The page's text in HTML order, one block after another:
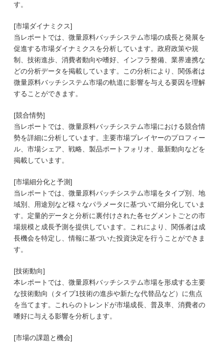
す。
[市場ダイナミクス]
当レポートでは、微量原料バッチシステム市場の成長と発展を
促進する市場ダイナミクスを分析しています。政府政策や規
制、技術進歩、消費者動向や嗜好、インフラ整備、業界連携な
どの分析データを掲載しています。この分析により、関係者は
微量原料バッチシステム市場の軌道に影響を与える要因を理解
することができます。
[競合情勢]
当レポートでは、微量原料バッチシステム市場における競合情
勢を詳細に分析しています。主要市場プレイヤーのプロフィー
ル、市場シェア、戦略、製品ポートフォリオ、最新動向などを
掲載しています。
[市場細分化と予測]
当レポートでは、微量原料バッチシステム市場をタイプ別、地
域別、用途別など様々なパラメータに基づいて細分化していま
す。定量的データと分析に裏付けされた各セグメントごとの市
場規模と成長予測を提供しています。これにより、関係者は成
長機会を特定し、情報に基づいた投資決定を行うことができま
す。
[技術動向]
本レポートでは、微量原料バッチシステム市場を形成する主要
な技術動向（タイプ1技術の進歩や新たな代替品など）に焦点
を当てます。これらのトレンドが市場成長、普及率、消費者の
嗜好に与える影響を分析します。
[市場の課題と機会]